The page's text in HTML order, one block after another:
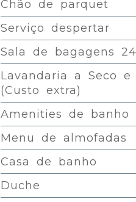
Chão de parquet
Serviço despertar
Sala de bagagens
Lavandaria a Seco e
(Custo extra)
Amenities de banho
Menu de almofadas
Casa de banho
Duche